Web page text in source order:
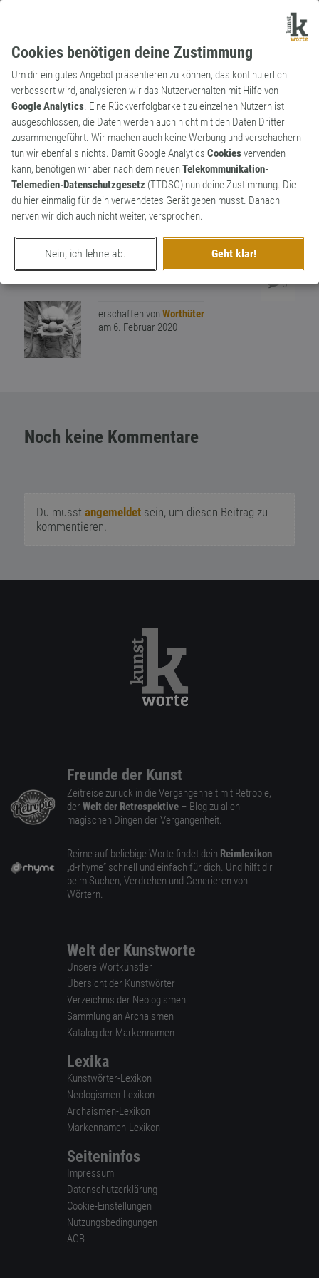
Cookies benötigen deine Zustimmung
Um dir ein gutes Angebot präsentieren zu können, das kontinuierlich
verbessert wird, analysieren wir das Nutzerverhalten mit Hilfe von
Google Analytics. Eine Rückverfolgbarkeit zu einzelnen Nutzern ist
ausgeschlossen, die Daten werden auch nicht mit den Daten Dritter
zusammengeführt. Wir machen auch keine Werbung und verschachern
tun wir ebenfalls nichts. Damit Google Analytics Cookiesvervenden
kann, benötigen wir aber nach dem neuenTelekommunikation-
Telemedien-Datenschutzgesetz (TTDSG) nun deine Zustimmung. Die
du hier einmalig für dein verwendetes Gerät geben musst. Danach
nerven wir dich auch nicht weiter, versprochen.
Nein, ich lehne ab. Geht klar!
Archaismus
Adjektiv
suppletorisch
Ergänzend, nachträglich. „Die
suppletorische Klage ist eine bloße
Kondiktion aus dem Gesetz, wird mithin
verjährt.“ (Die Lehre vom Pflichttheil, G.
Möller, 1806)
0
erschaffen von Worthüter
am 6. Februar 2020
Noch keine Kommentare
Du musst angemeldetsein, um diesen Beitrag zu
kommentieren.
Freunde der Kunst
Zeitreise zurück in die Vergangenheit mit Retropie,
der Welt der Retrospektive – Blog zu allen
magischen Dingen der Vergangenheit.
Reime auf beliebige Worte findet dein Reimlexikon
„d-rhyme” schnell und einfach für dich. Und hilft dir
beim Suchen, Verdrehen und Generieren von
Wörtern.
Welt der Kunstworte
Unsere Wortkünstler
Übersicht der Kunstwörter
Verzeichnis der Neologismen
Sammlung an Archaismen
Katalog der Markennamen
Lexika
Kunstwörter-Lexikon
Neologismen-Lexikon
Archaismen-Lexikon
Markennamen-Lexikon
Seiteninfos
Impressum
Datenschutzerklärung
Cookie-Einstellungen
Nutzungsbedingungen
AGB